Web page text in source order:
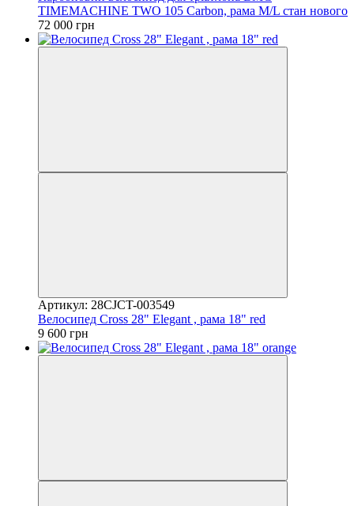
TIMEMACHINE TWO 105 Carbon, рама M/L стан нового
72 000 грн
Артикул: 28CJCT-003549
Велосипед Cross 28" Elegant , рама 18" red
9 600 грн